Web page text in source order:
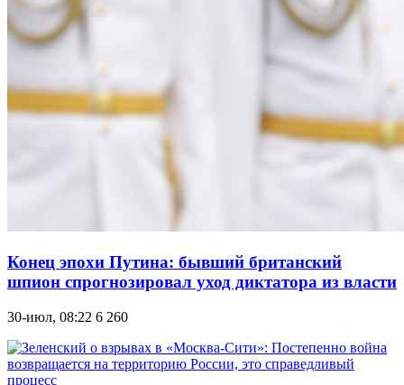
Конец эпохи Путина: бывший британский
шпион спрогнозировал уход диктатора из власти
30-июл, 08:22 6 260